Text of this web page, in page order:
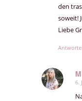
den
soweit!
Liebe
6.